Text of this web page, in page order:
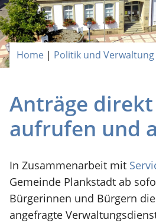
Home | Politik und Verwaltung
Anträge
aufrufen und
In Zusammenarbeit mit
Gemeinde Plankstadt ab
Bürgerinnen und Bürgern
angefragte